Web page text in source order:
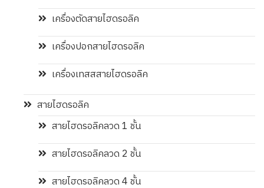
เครื่องตัดสายไฮดรอลิค
เครื่องปอกสายไฮดรอลิค
เครื่องเทสสสายไฮดรอลิค
สายไฮดรอลิค
สายไฮดรอลิคลวด 1 ชั้น
สายไฮดรอลิคลวด 2 ชั้น
สายไฮดรอลิคลวด 4 ชั้น